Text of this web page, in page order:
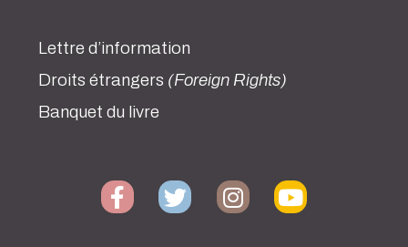
Lettre d’information
Droits étrangers (Foreign Rights)
Banquet du livre